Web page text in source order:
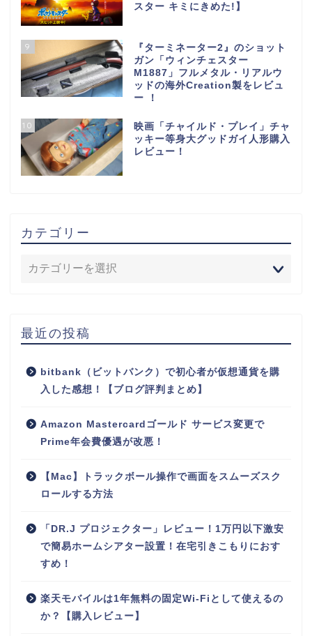
スター キミにきめた!】
9
『ターミネーター2』のショット
ガン「ウィンチェスター
M1887」フルメタル・リアルウ
ッドの海外Creation製をレビュ
ー ！
10
映画「チャイルド・プレイ」チャ
ッキー等身大グッドガイ人形購入
レビュー！
カテゴリー
最近の投稿
bitbank（ビットバンク）で初心者が仮想通貨を購
入した感想！【ブログ評判まとめ】
Amazon Mastercardゴールド サービス変更で
Prime年会費優遇が改悪！
【Mac】トラックボール操作で画面をスムーズスク
ロールする方法
「DR.J プロジェクター」レビュー！1万円以下激安
で簡易ホームシアター設置！在宅引きこもりにおす
すめ！
楽天モバイルは1年無料の固定Wi-Fiとして使えるの
か？【購入レビュー】